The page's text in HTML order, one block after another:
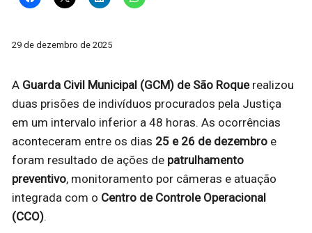
29 de dezembro de 2025
A Guarda Civil Municipal (GCM) de São Roquerealizou
duas prisões de indivíduos procurados pela Justiça
em um intervalo inferior a 48 horas. As ocorrências
aconteceram entre os dias 25 e 26 de dezembro e
foram resultado de ações de patrulhamento
preventivo, monitoramento por câmeras e atuação
integrada com o Centro de Controle Operacional
(CCO).